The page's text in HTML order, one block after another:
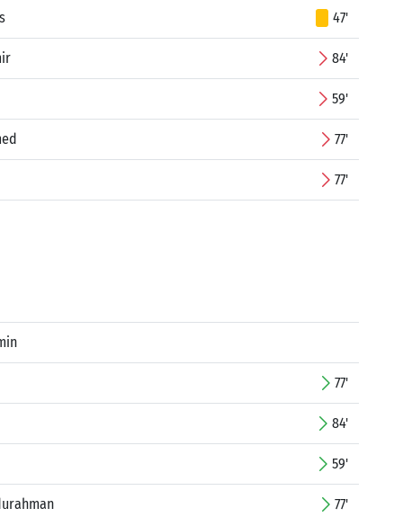
47'
84'
59'
77'
77'
77'
84'
59'
77'